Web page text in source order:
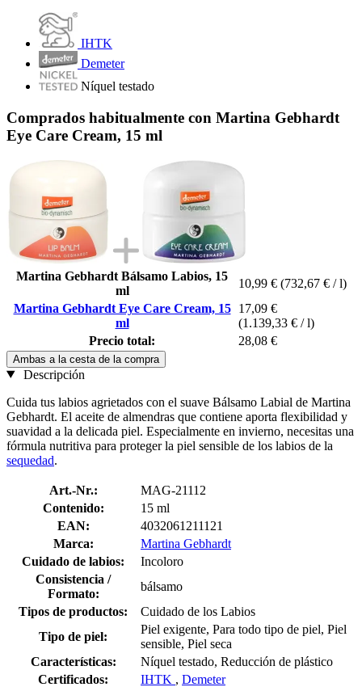
IHTK
Demeter
Níquel testado
Comprados habitualmente con Martina Gebhardt
Eye Care Cream, 15 ml
Martina Gebhardt Bálsamo Labios, 15
ml
10,99 € (732,67 € / l)
Martina Gebhardt Eye Care Cream, 15
ml
17,09 €
(1.139,33 € / l)
Precio total:
28,08 €
Ambas a la cesta de la compra
Descripción
Cuida tus labios agrietados con el suave Bálsamo Labial de Martina
Gebhardt. El aceite de almendras que contiene aporta flexibilidad y
suavidad a la delicada piel. Especialmente en invierno, necesitas una
fórmula nutritiva para proteger la piel sensible de los labios de la
sequedad.
Art.-Nr.:
MAG-21112
Contenido:
15 ml
EAN:
4032061211121
Marca:
Martina Gebhardt
Cuidado de labios:
Incoloro
Consistencia /
Formato:
bálsamo
Tipos de productos:
Cuidado de los Labios
Tipo de piel:
Piel exigente, Para todo tipo de piel, Piel
sensible, Piel seca
Características:
Níquel testado, Reducción de plástico
Certificados:
IHTK , Demeter